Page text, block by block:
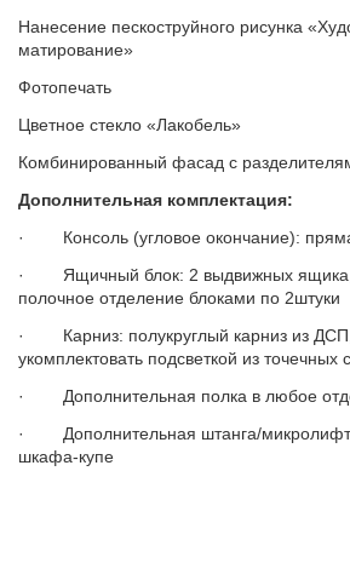
Нанесение пескоструйного рисунка
матирование»
Фотопечать
Цветное стекло «Лакобель»
Комбинированный фасад с
Дополнительная комплектация:
· Консоль (угловое окончание):
· Ящичный блок: 2 выдвижных ящика,
полочное отделение блоками по 2штуки
· Карниз: полукруглый карниз из
укомплектовать подсветкой из точечных
· Дополнительная полка в любое
· Дополнительная штанга/микролифт
шкафа-купе